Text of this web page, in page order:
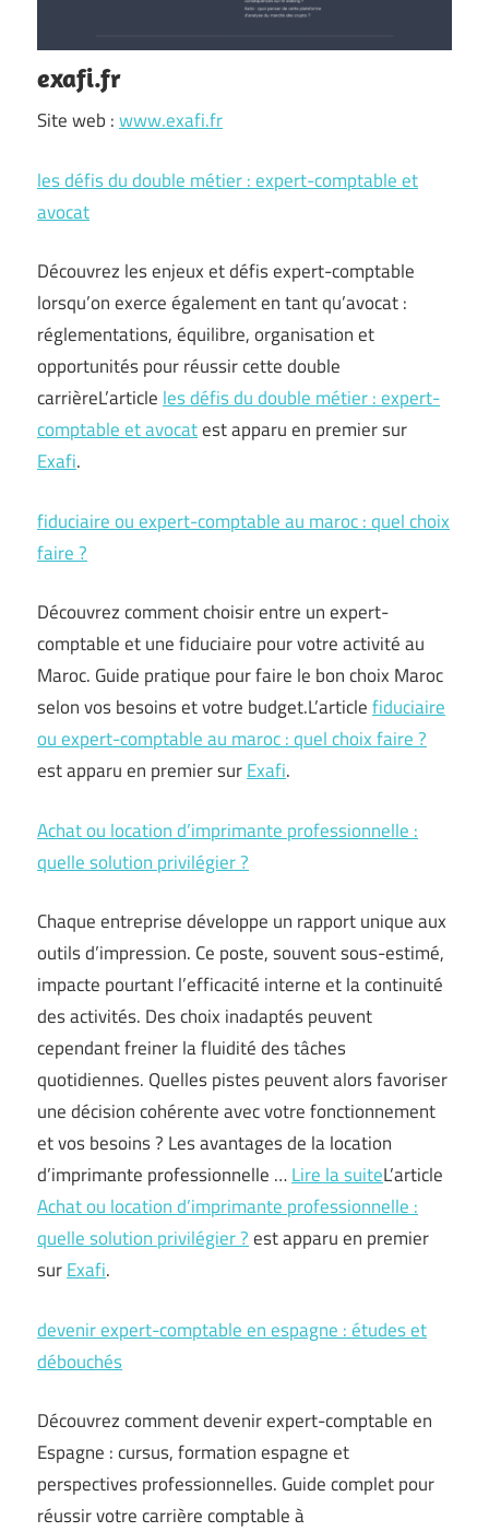
exafi.fr
Site web :www.exafi.fr
les défis du double métier : expert-comptable et
avocat
Découvrez les enjeux et défis expert-comptable
lorsqu’on exerce également en tant qu’avocat :
réglementations, équilibre, organisation et
opportunités pour réussir cette double
carrièreL’articleles défis du double métier : expert-
comptable et avocatest apparu en premier sur
Exafi.
fiduciaire ou expert-comptable au maroc : quel choix
faire ?
Découvrez comment choisir entre un expert-
comptable et une fiduciaire pour votre activité au
Maroc. Guide pratique pour faire le bon choix Maroc
selon vos besoins et votre budget.L’articlefiduciaire
ou expert-comptable au maroc : quel choix faire ?
est apparu en premier surExafi.
Achat ou location d’imprimante professionnelle :
quelle solution privilégier ?
Chaque entreprise développe un rapport unique aux
outils d’impression. Ce poste, souvent sous-estimé,
impacte pourtant l’efficacité interne et la continuité
des activités. Des choix inadaptés peuvent
cependant freiner la fluidité des tâches
quotidiennes. Quelles pistes peuvent alors favoriser
une décision cohérente avec votre fonctionnement
et vos besoins ? Les avantages de la location
d’imprimante professionnelle …Lire la suiteL’article
Achat ou location d’imprimante professionnelle :
quelle solution privilégier ?est apparu en premier
surExafi.
devenir expert-comptable en espagne : études et
débouchés
Découvrez comment devenir expert-comptable en
Espagne : cursus, formation espagne et
perspectives professionnelles. Guide complet pour
réussir votre carrière comptable à